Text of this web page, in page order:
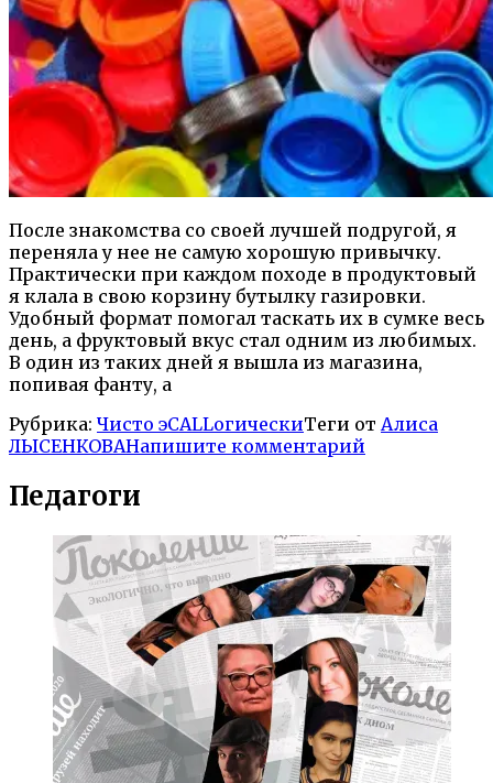
После знакомства со своей лучшей подругой, я
переняла у нее не самую хорошую привычку.
Практически при каждом походе в продуктовый
я клала в свою корзину бутылку газировки.
Удобный формат помогал таскать их в сумке весь
день, а фруктовый вкус стал одним из любимых.
В один из таких дней я вышла из магазина,
попивая фанту, а
Рубрика: Чисто эCALLогическиТеги от Алиса
ЛЫСЕНКОВАНапишите комментарий
Педагоги